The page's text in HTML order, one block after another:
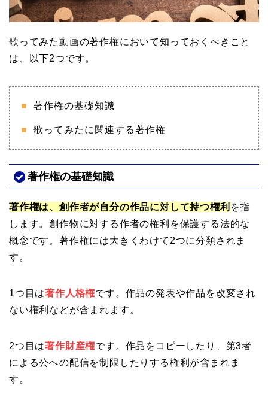
歌ってみた動画の著作権において知っておくべきこと
は、以下2つです。
著作権の基礎知識
歌ってみたに関連する著作権
著作権の基礎知識
著作権は、創作者が自分の作品に対して持つ権利 を指
します。創作物に対する作者の権利を保護する法的な
概念です。著作権には大きくわけて2つに分類されま
す。
1つ目は著作人格権です。作品の発表や作品を改変され
ない権利などが含まれます。
2つ目は著作財産権です。作品をコピーしたり、第3者
による公への配信を制限したりする権利が含まれま
す。